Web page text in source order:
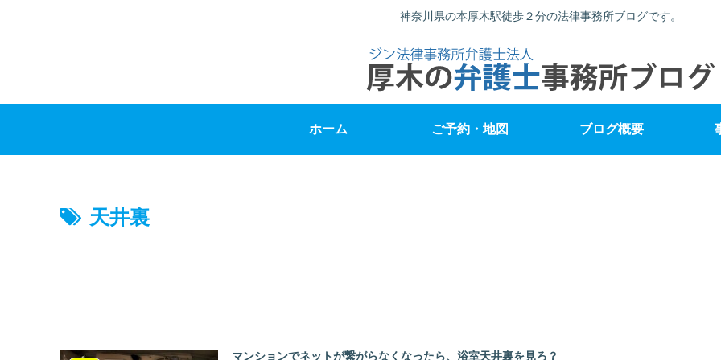
神奈川県の本厚木駅徒歩２分の法律事務所ブログです。
ホーム ご予約・地図 ブログ概要
天井裏
マンションでネットが繋がらなくなったら、浴室天井裏を見ろ？